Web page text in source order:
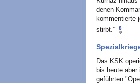
denen
kommentierte
stirbt.’" 8
Das KSK
bis heute aber
geführten